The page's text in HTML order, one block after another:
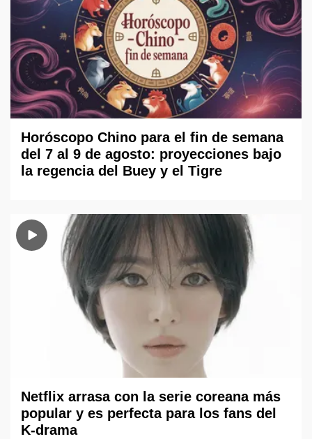
Horóscopo Chino para el fin de semana
del 7 al 9 de agosto: proyecciones bajo
la regencia del Buey y el Tigre
Netflix arrasa con la serie coreana más
popular y es perfecta para los fans del
K-drama